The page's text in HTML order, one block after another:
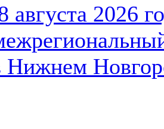
августа 2026
Нижнем